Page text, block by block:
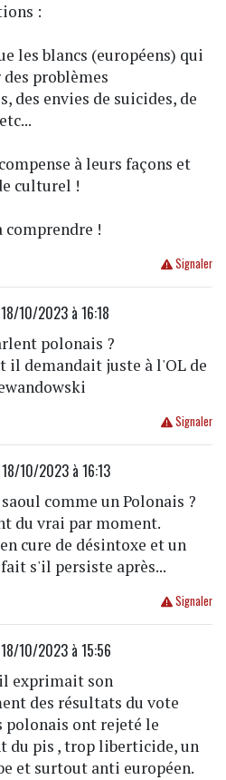
:
les blancs (européens) qui
problèmes
des envies de suicides, de
à leurs façons et
culturel !
comprendre !
Signaler
10/2023 à 16:18
polonais ?
il demandait juste à l'OL de
Signaler
10/2023 à 16:13
comme un Polonais ?
du vrai par moment.
cure de désintoxe et un
s'il persiste après...
Signaler
10/2023 à 15:56
exprimait son
des résultats du vote
polonais ont rejeté le
du pis , trop liberticide, un
et surtout anti européen.